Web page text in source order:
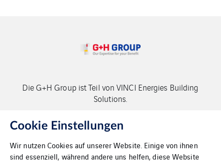
Die G+H Group ist Teil von VINCI Energies Building
Solutions.
Copyright G+H Group
Cookie Einstellungen
Wir nutzen Cookies auf unserer Website. Einige von ihnen
sind essenziell, während andere uns helfen, diese Website